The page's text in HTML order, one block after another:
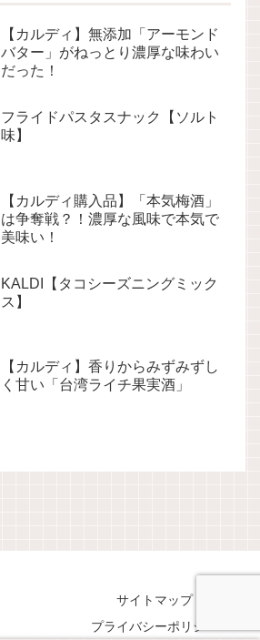
【カルディ】無添加「アーモンド
バター」がねっとり濃厚な味わい
だった！
フライドパスタスナック【ソルト
味】
【カルディ購入品】「本気梅酒」
は争奪戦？！濃厚な風味で本気で
美味い！
KALDI【タコシーズニングミック
ス】
【カルディ】香りからみずみずし
く甘い「台湾ライチ果実酒」
サイトマップ
プライバシーポリシー